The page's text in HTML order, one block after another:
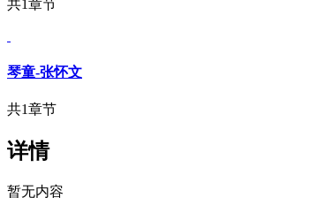
共1章节
琴童-张怀文
共1章节
详情
暂无内容